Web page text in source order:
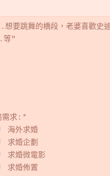
想要跳舞的橋段，老婆喜歡史
等"
需求: *
海外求婚
求婚企劃
求婚微電影
求婚佈置